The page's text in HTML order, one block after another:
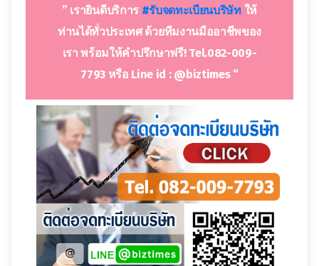
” เรายินดีบริการ #รับจดทะเบียนบริษัทให้
ท่านได้ทั่วประเทศ ด้วยทีมงานมืออาชีพของ
เรา พร้อมให้คำปรึกษาฟรี! Tel.082-009-
7793 หรือ Line id : @biztimes “